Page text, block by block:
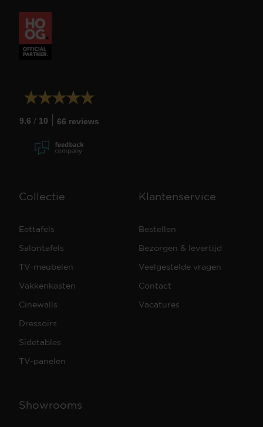
9.6 / 10 66 reviews
Collectie
Eettafels
Salontafels
TV-meubelen
Vakkenkasten
Cinewalls
Dressoirs
Sidetables
TV-panelen
Klantenservice
Bestellen
Bezorgen & levertijd
Veelgestelde vragen
Contact
Vacatures
Showrooms